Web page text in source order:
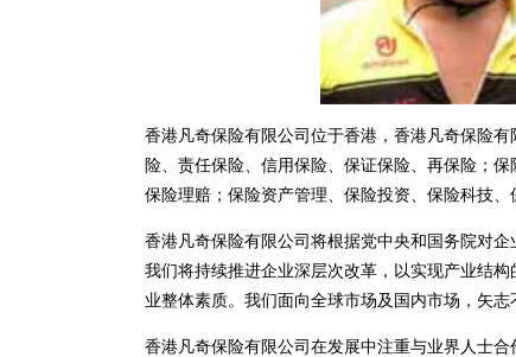
香港凡奇保险有限公司位于香港，香港凡奇保险
险、责任保险、信用保险、保证保险、再保险；
保险理赔；保险资产管理、保险投资、保险科技
香港凡奇保险有限公司将根据党中央和国务院对
我们将持续推进企业深层次改革，以实现产业结
业整体素质。我们面向全球市场及国内市场，矢志
香港凡奇保险有限公司在发展中注重与业界人士